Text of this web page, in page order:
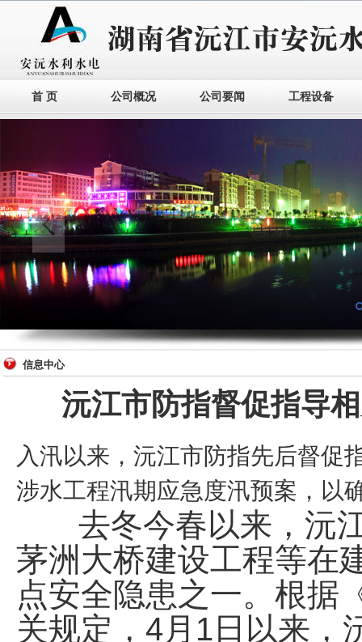
首 页 公司概况 公司要闻 工程设备
信息中心
沅江市防指督促指导
入汛以来，沅江市防指先后督促
涉水工程汛期应急度汛预案，以
去冬今春以来，沅
茅洲大桥建设工程等在
点安全隐患之一。根据
关规定， 4月 1 日 以来，